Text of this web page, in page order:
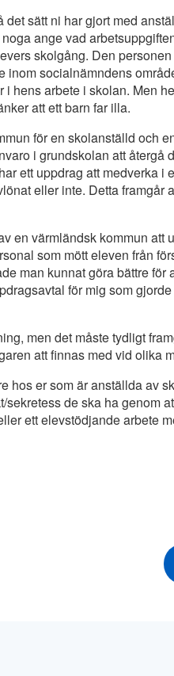
sätt ni har gjort med
ange vad
skolgång. Den
inom socialnämndens
hens arbete i skolan. Men
att ett barn far illa.
för en skolanställd och
i grundskolan att återgå
ett uppdrag att medverka i
eller inte. Detta
en värmländsk kommun att
som mött eleven från
man kunnat göra bättre för
för mig som
men det måste tydligt
att finnas med vid olika
hos er som är anställda av
de ska ha genom
ett elevstödjande arbete